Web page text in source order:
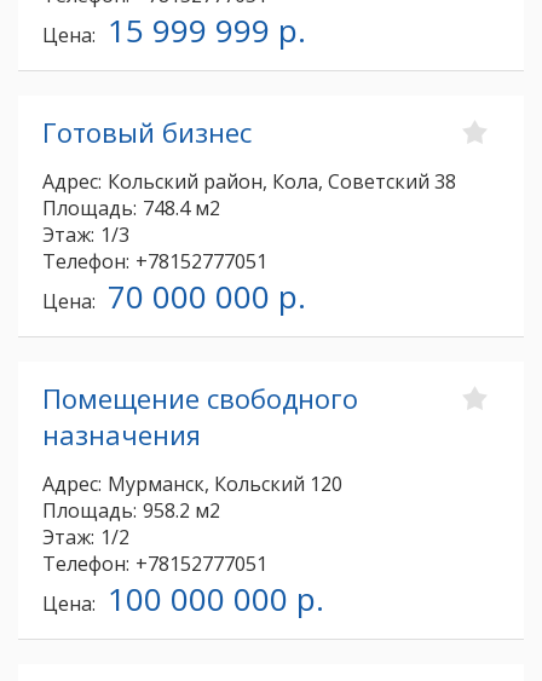
Цена: 15 999 999 р.
Готовый бизнес
Адрес: Кольский район, Кола, Советский 38
Площадь: 748.4 м2
Этаж: 1/3
Телефон: +78152777051
Цена: 70 000 000 р.
Помещение свободного
назначения
Адрес: Мурманск, Кольский 120
Площадь: 958.2 м2
Этаж: 1/2
Телефон: +78152777051
Цена: 100 000 000 р.